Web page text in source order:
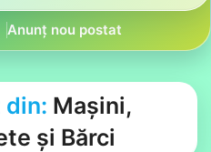
din: Mașini,
și Bărci